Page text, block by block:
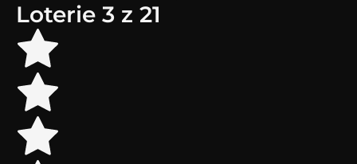
Loterie 3 z 21